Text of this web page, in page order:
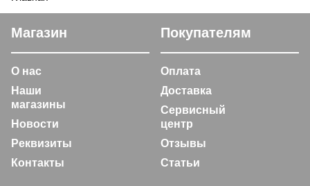
Магазин
О нас
Наши
магазины
Новости
Реквизиты
Контакты
Покупателям
Оплата
Доставка
Сервисный
центр
Отзывы
Статьи